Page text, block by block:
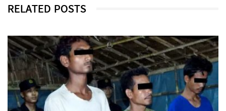
RELATED POSTS